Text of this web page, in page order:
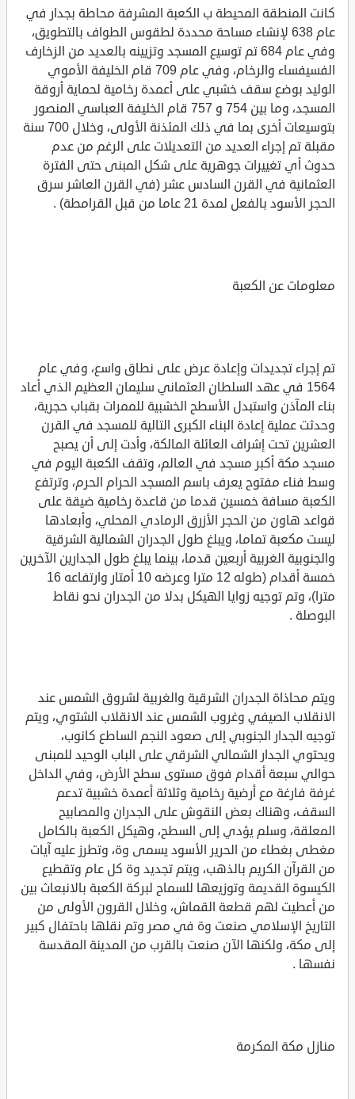
كانت المنطقة المحيطة ب الكعبة المشرفة محاطة بجدار في
عام 638 لإنشاء مساحة محددة لطقوس الطواف بالتطويق،
وفي عام 684 تم توسيع المسجد وتزيينه بالعديد من الزخارف
الفسيفساء والرخام، وفي عام 709 قام الخليفة الأموي
الوليد بوضع سقف خشبي على أعمدة رخامية لحماية أروقة
المسجد، وما بين 754 و 757 قام الخليفة العباسي المنصور
بتوسيعات أخرى بما في ذلك المئذنة الأولى، وخلال 700 سنة
مقبلة تم إجراء العديد من التعديلات على الرغم من عدم
حدوث أي تغييرات جوهرية على شكل المبنى حتى الفترة
العثمانية في القرن السادس عشر (في القرن العاشر سرق
الحجر الأسود بالفعل لمدة 21 عاما من قبل القرامطة) .
معلومات عن الكعبة
تم إجراء تجديدات وإعادة عرض على نطاق واسع، وفي عام
1564 في عهد السلطان العثماني سليمان العظيم الذي أعاد
بناء المآذن واستبدل الأسطح الخشبية للممرات بقباب حجرية،
وحدثت عملية إعادة البناء الكبرى التالية للمسجد في القرن
العشرين تحت إشراف العائلة المالكة، وأدت إلى أن يصبح
مسجد مكة أكبر مسجد في العالم، وتقف الكعبة اليوم في
وسط فناء مفتوح يعرف باسم المسجد الحرام الحرم، وترتفع
الكعبة مسافة خمسين قدما من قاعدة رخامية ضيقة على
قواعد هاون من الحجر الأزرق الرمادي المحلي، وأبعادها
ليست مكعبة تماما، ويبلغ طول الجدران الشمالية الشرقية
والجنوبية الغربية أربعين قدما، بينما يبلغ طول الجدارين الآخرين
خمسة أقدام (طوله 12 مترا وعرضه 10 أمتار وارتفاعه 16
مترا)، وتم توجيه زوايا الهيكل بدلا من الجدران نحو نقاط
البوصلة .
ويتم محاذاة الجدران الشرقية والغربية لشروق الشمس عند
الانقلاب الصيفي وغروب الشمس عند الانقلاب الشتوي، ويتم
توجيه الجدار الجنوبي إلى صعود النجم الساطع كانوب،
ويحتوي الجدار الشمالي الشرقي على الباب الوحيد للمبنى
حوالي سبعة أقدام فوق مستوى سطح الأرض، وفي الداخل
غرفة فارغة مع أرضية رخامية وثلاثة أعمدة خشبية تدعم
السقف، وهناك بعض النقوش على الجدران والمصابيح
المعلقة، وسلم يؤدي إلى السطح، وهيكل الكعبة بالكامل
مغطى بغطاء من الحرير الأسود يسمى وة، وتطرز عليه آيات
من القرآن الكريم بالذهب، ويتم تجديد وة كل عام وتقطيع
الكيسوة القديمة وتوزيعها للسماح لبركة الكعبة بالانبعاث بين
من أعطيت لهم قطعة القماش، وخلال القرون الأولى من
التاريخ الإسلامي صنعت وة في مصر وتم نقلها باحتفال كبير
إلى مكة، ولكنها الآن صنعت بالقرب من المدينة المقدسة
نفسها .
منازل مكة المكرمة